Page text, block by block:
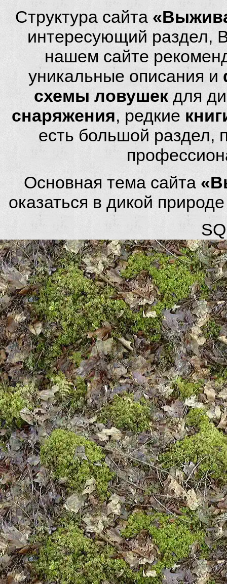
Структура сайта
интересующий раздел,
нашем сайте
уникальные описания и
схемы ловушек для
снаряжения, редкие
есть большой
Основная тема сайта
оказаться в дикой